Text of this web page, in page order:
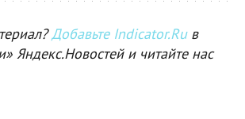
Добавьте Indicator.Ruв
Яндекс.Новостей и читайте нас